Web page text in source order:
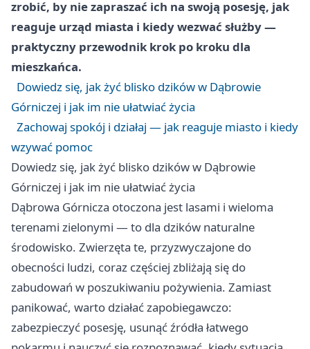
zrobić, by nie zapraszać ich na swoją posesję, jak
reaguje urząd miasta i kiedy wezwać służby —
praktyczny przewodnik krok po kroku dla
mieszkańca.
Dowiedz się, jak żyć blisko dzików w Dąbrowie
Górniczej i jak im nie ułatwiać życia
Zachowaj spokój i działaj — jak reaguje miasto i kiedy
wzywać pomoc
Dowiedz się, jak żyć blisko dzików w Dąbrowie
Górniczej i jak im nie ułatwiać życia
Dąbrowa Górnicza otoczona jest lasami i wieloma
terenami zielonymi — to dla dzików naturalne
środowisko. Zwierzęta te, przyzwyczajone do
obecności ludzi, coraz częściej zbliżają się do
zabudowań w poszukiwaniu pożywienia. Zamiast
panikować, warto działać zapobiegawczo:
zabezpieczyć posesję, usunąć źródła łatwego